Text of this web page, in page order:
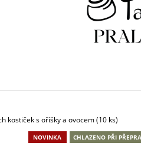
kostiček s oříšky a ovocem (10 ks)
NOVINKA CHLAZENO PŘI